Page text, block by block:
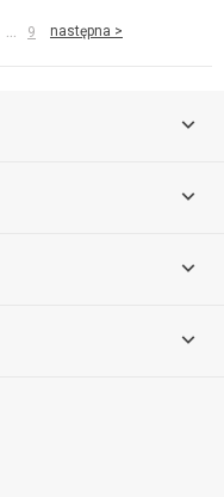
... 9 następna >